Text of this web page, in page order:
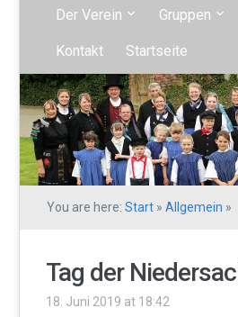
Der Verein Gruppen
Kontakt Startseite
You are here:Start »Allgemein »
Tag der
18. Juni 2019 at 18:42